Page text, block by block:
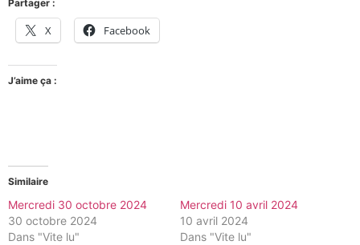
Partager :
X Facebook
J’aime ça :
Similaire
Mercredi 30 octobre 2024
30 octobre 2024
Dans "Vite lu"
Mercredi 10 avril 2024
10 avril 2024
Dans "Vite lu"